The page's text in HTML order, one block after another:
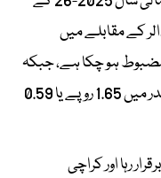
کے مقابلے میں
روپے یا 1.90 فیصد مضبوط ہو چکا ہے، جبکہ
رواں کیلنڈر سال کے دوران بھی روپے کی قدر میں 1.65 روپے یا 0.59
رہا اور کراچی